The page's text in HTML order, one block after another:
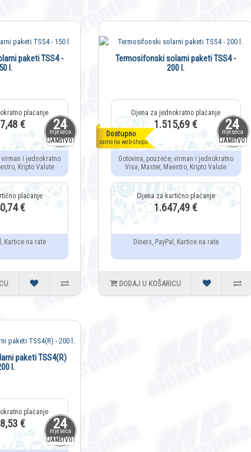
24
mjeseca
JAMSTVO
paketi TSS4 -
l.
€
virman i jednokratno
Kripto Valute
€
Kartice na rate
24
mjeseca
JAMSTVO
Dostupno
samo na web-shopu
Termosifonski solarni paketi TSS4 -
200 l.
1.515,69 €
Gotovina, pouzeće, virman i jednokratno
Visa, Master, Maestro, Kripto Valute
1.647,49 €
Diners, PayPal, Kartice na rate
DODAJ U KOŠARICU
24
mjeseca
JAMSTVO
paketi TSS4(R)
l.
€